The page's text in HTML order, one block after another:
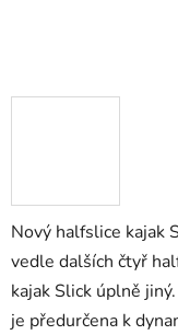
Nový halfslice kajak
vedle dalších čtyř
kajak Slick úplně
je předurčena k